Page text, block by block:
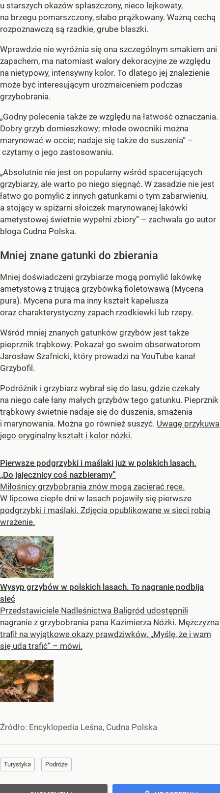
u starszych okazów spłaszczony, nieco lejkowaty,
na brzegu pomarszczony, słabo prążkowany. Ważną cechą
rozpoznawczą są rzadkie, grube blaszki.
Wprawdzie nie wyróżnia się ona szczególnym smakiem ani
zapachem, ma natomiast walory dekoracyjne ze względu
na nietypowy, intensywny kolor. To dlatego jej znalezienie
może być interesującym urozmaiceniem podczas
grzybobrania.
„Godny polecenia także ze względu na łatwość oznaczania.
Dobry grzyb domieszkowy; młode owocniki można
marynować w occie; nadaje się także do suszenia” –
czytamy o jego zastosowaniu.
„Absolutnie nie jest on popularny wśród spacerujących
grzybiarzy, ale warto po niego sięgnąć. W zasadzie nie jest
łatwo go pomylić z innych gatunkami o tym zabarwieniu,
a stojący w spiżarni słoiczek marynowanej lakówki
ametystowej świetnie wypełni zbiory” – zachwala go autor
bloga Cudna Polska.
Mniej znane gatunki do zbierania
Mniej doświadczeni grzybiarze mogą pomylić lakówkę
ametystową z trującą grzybówką fioletowawą (Mycena
pura). Mycena pura ma inny kształt kapelusza
oraz charakterystyczny zapach rzodkiewki lub rzepy.
Wśród mniej znanych gatunków grzybów jest także
pieprznik trąbkowy. Pokazał go swoim obserwatorom
Jarosław Szafnicki, który prowadzi na YouTube kanał
Grzybofil.
Podróżnik i grzybiarz wybrał się do lasu, gdzie czekały
na niego całe łany małych grzybów tego gatunku. Pieprznik
trąbkowy świetnie nadaje się do duszenia, smażenia
i marynowania. Można go również suszyć. Uwagę przykuwa
jego oryginalny kształt i kolor nóżki.
Pierwsze podgrzybki i maślaki już w polskich lasach.
„Do jajecznicy coś nazbieramy”
Miłośnicy grzybobrania znów mogą zacierać ręce.
W lipcowe ciepłe dni w lasach pojawiły się pierwsze
podgrzybki i maślaki. Zdjęcia opublikowane w sieci robią
wrażenie.
Wysyp grzybów w polskich lasach. To nagranie podbija
sieć
Przedstawiciele Nadleśnictwa Baligród udostępnili
nagranie z grzybobrania pana Kazimierza Nóżki. Mężczyzna
trafił na wyjątkowe okazy prawdziwków. „Myślę, że i wam
się uda trafić” – mówi.
Źródło: Encyklopedia Leśna, Cudna Polska
Turystyka Podróże